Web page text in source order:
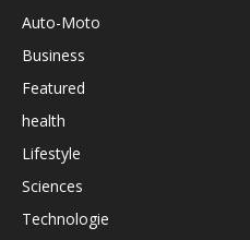
Auto-Moto
Business
Featured
health
Lifestyle
Sciences
Technologie